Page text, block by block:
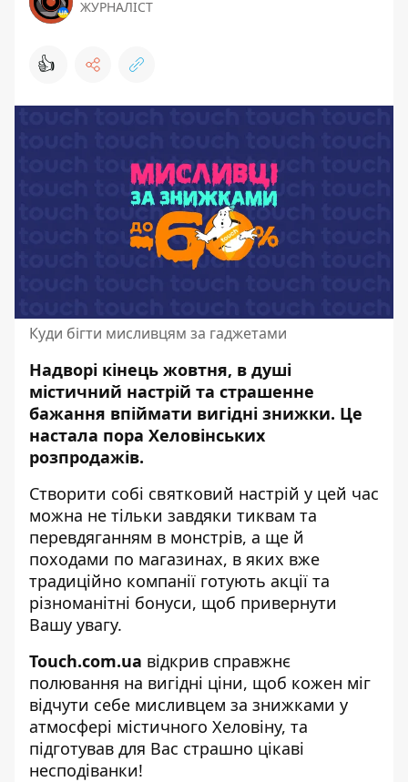
ЖУРНАЛІСТ
👍
Куди бігти мисливцям за гаджетами
Надворі кінець жовтня, в душі
містичний настрій та страшенне
бажання впіймати вигідні знижки. Це
настала пора Хеловінських
розпродажів.
Створити собі святковий настрій у цей час
можна не тільки завдяки тиквам та
перевдяганням в монстрів, а ще й
походами по магазинах, в яких вже
традиційно компанії готують акції та
різноманітні бонуси, щоб привернути
Вашу увагу.
Touch.com.ua відкрив справжнє
полювання на вигідні ціни, щоб кожен міг
відчути себе мисливцем за знижками у
атмосфері містичного Хеловіну, та
підготував для Вас страшно цікаві
несподіванки!